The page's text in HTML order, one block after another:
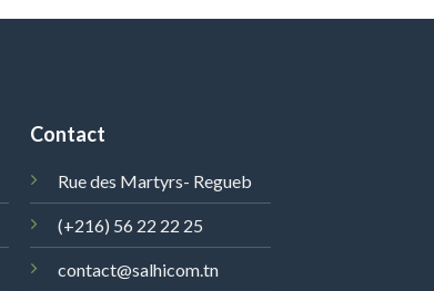
Contact
Rue des Martyrs- Regueb
(+216) 56 22 22 25
contact@salhicom.tn